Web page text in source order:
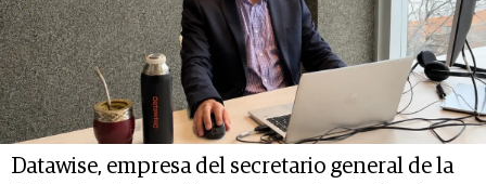
Datawise, empresa del secretario general de la